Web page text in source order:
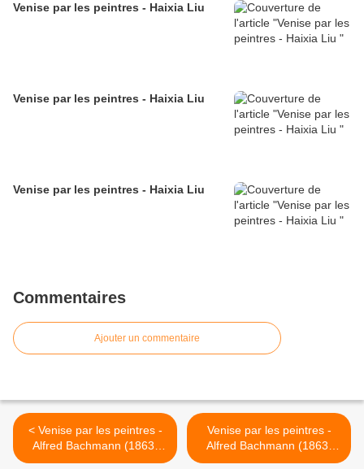
Venise par les peintres - Haixia Liu
Venise par les peintres - Haixia Liu
Venise par les peintres - Haixia Liu
Commentaires
Ajouter un commentaire
< Venise par les peintres -
Alfred Bachmann (1863-
1956) - Venise
Venise par les peintres -
Alfred Bachmann (1863-
1956) - Venise >